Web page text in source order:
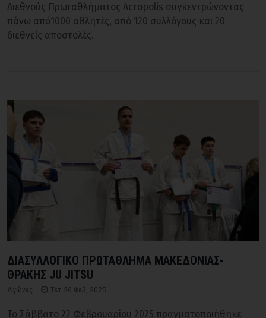
Διεθνούς Πρωταθλήματος Acropolis συγκεντρώνοντας
πάνω από1000 αθλητές, από 120 συλλόγους και 20
διεθνείς αποστολές.
ΔΙΑΣΥΛΛΟΓΙΚΟ ΠΡΩΤΑΘΛΗΜΑ ΜΑΚΕΔΟΝΙΑΣ-
ΘΡΑΚΗΣ JU JITSU
Αγώνες Τετ 26 Φεβ, 2025
Το Σάββατο 22 Φεβρουαρίου 2025 πραγματοποιήθηκε